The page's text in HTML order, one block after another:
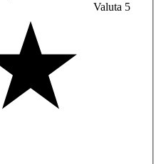
Valuta 5